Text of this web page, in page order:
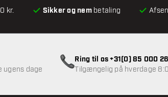
kr. Sikker og nembetaling
ikke tilgængelig
ugens dage
Ring til os +31(0) 85 000
Tilgængelig på hverdage